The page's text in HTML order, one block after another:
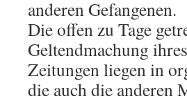
anderen Gefangenen.
Die offen zu Tage
Geltendmachung
Zeitungen liegen in
die auch die anderen